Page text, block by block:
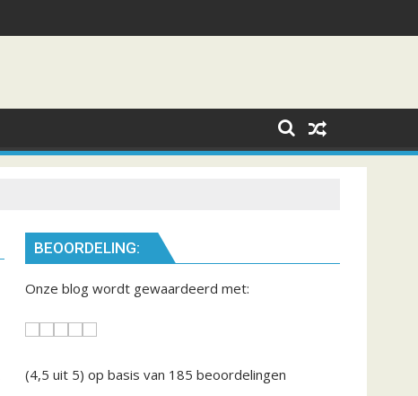
BEOORDELING:
Onze blog wordt gewaardeerd met:
(4,5 uit 5) op basis van 185 beoordelingen